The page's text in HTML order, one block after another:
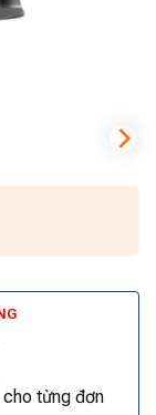
cho từng đơn